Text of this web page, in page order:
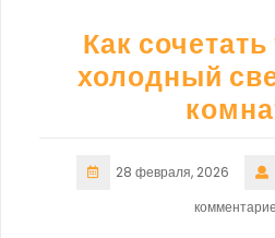
Как
холодный
28 февраля, 2026